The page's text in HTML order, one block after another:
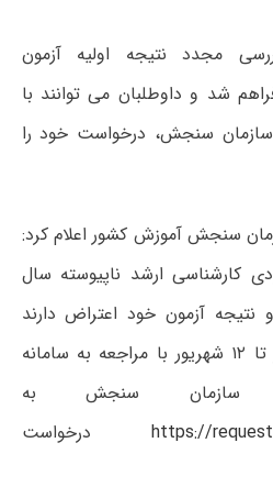
مجدد نتیجه اولیه آزمون
ارشد سال ۱۴۰۰ فراهم شد و داوطلبان می توانند با
سنجش، درخواست خود را
سنجش آموزش کشور اعلام کرد:
کارشناسی ارشد ناپیوسته سال
و نتیجه آزمون خود اعتراض دارند
می‌توانند از امروز ۸ شهریور تا ۱۲ شهریور با مراجعه به سامانه
سازمان سنجش به
درخواست